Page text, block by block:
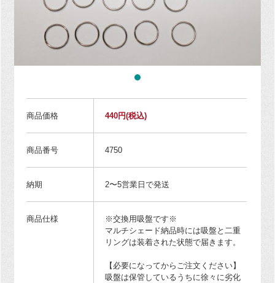
商品価格 440円(税込)
商品番号 4750
納期 2〜5営業日で発送
商品仕様
※交換用吸盤です※
マルチシェード納品時には吸盤と二重
リングは装着された状態で届きます。
【必要になってからご注文ください】
吸盤は保管しているうちに徐々に劣化